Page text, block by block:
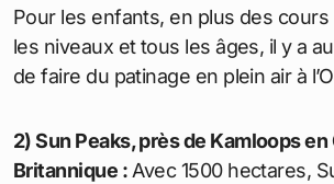
Pour les enfants, en plus des
les niveaux et tous les âges, il y a
de faire du patinage en plein air à
2) Sun Peaks, près de Kamloops
Britannique :Avec 1500 hectares,